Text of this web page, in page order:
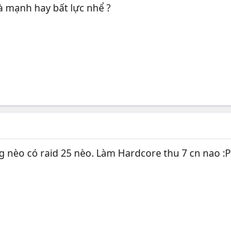
mạnh hay bất lực nhể ?
nèo có raid 25 nèo. Làm Hardcore thu 7 cn nao :P